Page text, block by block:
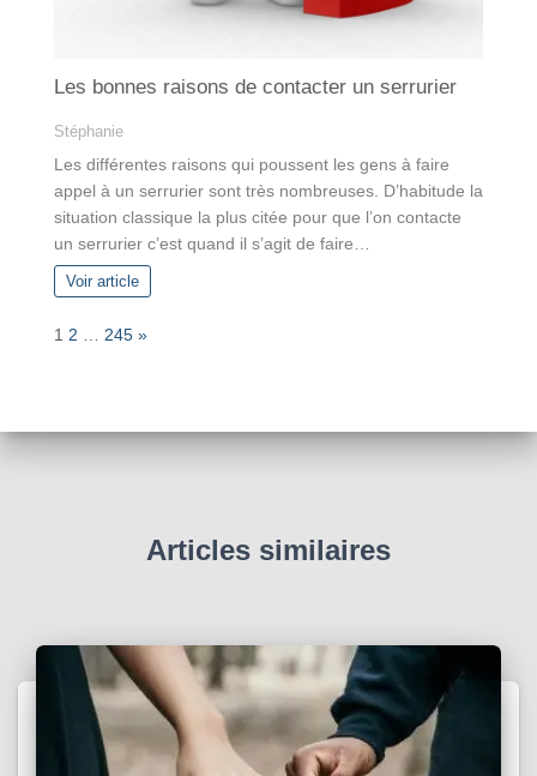
Les bonnes raisons de contacter un serrurier
Stéphanie
Les différentes raisons qui poussent les gens à faire
appel à un serrurier sont très nombreuses. D’habitude la
situation classique la plus citée pour que l’on contacte
un serrurier c’est quand il s’agit de faire…
Voir article
P
:
1 2 245 N
»
Articles similaires